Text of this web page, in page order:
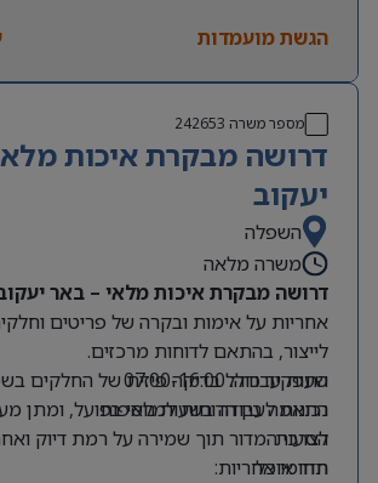
הנדסאי/ת אלקטרוניקה או מכטרוניקה –
חודשים (בתגמול מוגדל)
מוכר כעבודה מועדפת לחיילים משוחררים
הגשת מועמדות
מספר משרה 242653
דרושה מבקרת איכות
יעקוב
השפלה
משרה מלאה
דרושה מבקרת איכות מלאי – באר
אחריות על אימות ובקרה של פריטים
לייצור, בהתאם לדוחות מרכזים.
התפקיד כולל בדיקה פיזית של החלקים
התאמה בין הדוחות למלאי בפועל, ומתן
לצרכי המדור תוך שמירה על רמת דיוק
תחומי אחריות:
שעות עבודה: 07:00-16:00
נכונות לעבודה בשעות נוספות
הסעות
חדר אוכל